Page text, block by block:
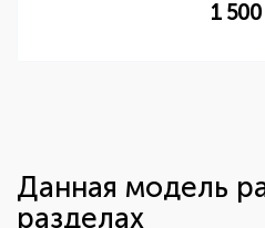
1 500
Данная модель
разделах